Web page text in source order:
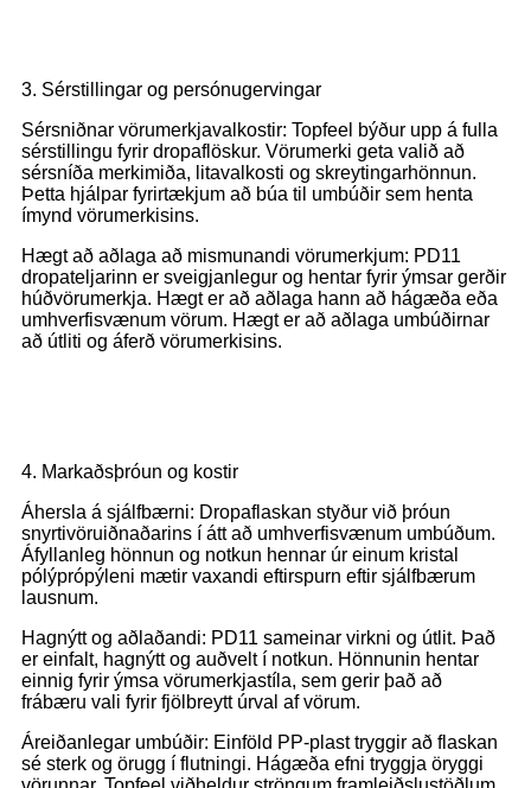
3. Sérstillingar og persónugervingar
Sérsniðnar vörumerkjavalkostir: Topfeel býður upp á fulla
sérstillingu fyrir dropaflöskur. Vörumerki geta valið að
sérsníða merkimiða, litavalkosti og skreytingarhönnun.
Þetta hjálpar fyrirtækjum að búa til umbúðir sem henta
ímynd vörumerkisins.
Hægt að aðlaga að mismunandi vörumerkjum: PD11
dropateljarinn er sveigjanlegur og hentar fyrir ýmsar gerðir
húðvörumerkja. Hægt er að aðlaga hann að hágæða eða
umhverfisvænum vörum. Hægt er að aðlaga umbúðirnar
að útliti og áferð vörumerkisins.
4. Markaðsþróun og kostir
Áhersla á sjálfbærni: Dropaflaskan styður við þróun
snyrtivöruiðnaðarins í átt að umhverfisvænum umbúðum.
Áfyllanleg hönnun og notkun hennar úr einum kristal
pólýprópýleni mætir vaxandi eftirspurn eftir sjálfbærum
lausnum.
Hagnýtt og aðlaðandi: PD11 sameinar virkni og útlit. Það
er einfalt, hagnýtt og auðvelt í notkun. Hönnunin hentar
einnig fyrir ýmsa vörumerkjastíla, sem gerir það að
frábæru vali fyrir fjölbreytt úrval af vörum.
Áreiðanlegar umbúðir: Einföld PP-plast tryggir að flaskan
sé sterk og örugg í flutningi. Hágæða efni tryggja öryggi